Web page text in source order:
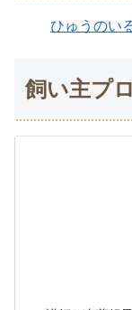
ひゅうのい
飼い主プ